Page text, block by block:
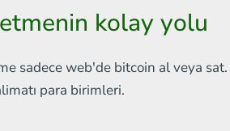
kolay yolu
sadece web'de bitcoin al veya
para birimleri.